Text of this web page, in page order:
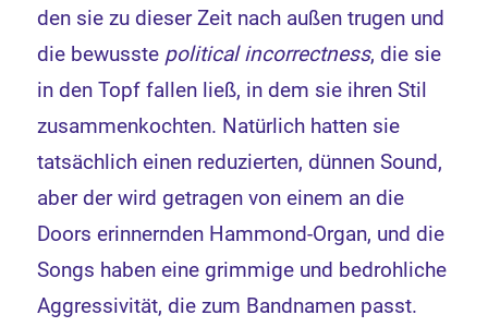
den sie zu dieser Zeit nach außen trugen und
die bewusste political incorrectness, die sie
in den Topf fallen ließ, in dem sie ihren Stil
zusammenkochten. Natürlich hatten sie
tatsächlich einen reduzierten, dünnen Sound,
aber der wird getragen von einem an die
Doors erinnernden Hammond-Organ, und die
Songs haben eine grimmige und bedrohliche
Aggressivität, die zum Bandnamen passt.